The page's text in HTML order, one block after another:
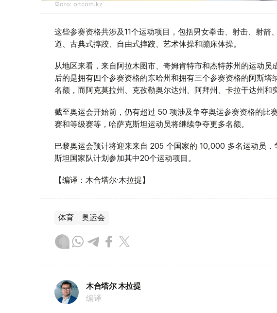
Фото: ortcom.kz
这些参赛资格共涉及11个运动项目，包括男女拳击、射击、射箭
道、古典式摔跤、自由式摔跤、艺术体操和蹦床体操。
从地区来看，来自阿拉木图市、奇姆肯特市和杰特苏州的运动
后的是拥有四个参赛资格的东哈州和拥有三个参赛资格的阿斯
名额，而阿克莫拉州、克孜勒奥尔达州、阿拜州、卡拉干达州和
截至奥运会开始前，仍有超过 50 项涉及争夺奥运参赛资格的比
赛和等级赛等，哈萨克斯坦运动员将继续争夺更多名额。
巴黎奥运会预计将迎来来自 205 个国家的 10,000 多名运动员
斯坦国家队计划参加其中20个运动项目。
【编译：木合塔尔·木拉提】
体育 奥运会
木合塔尔 木拉提
编译